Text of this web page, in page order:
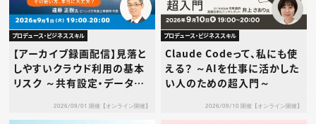
プロデュース・ビジネススキル
【アーカイブ録画配信】見落と
しやすいクラウド利用の基本
リスク ～共有設定・データ送
当に大丈夫？～2026/09/01 開催【オンライン開催】
プロデュース・ビジネススキル
Claude Codeって、私にも使
える？ ～AIを仕事に活かした
い人のための超入門～
2026/09/10 開催【オンライン開催】